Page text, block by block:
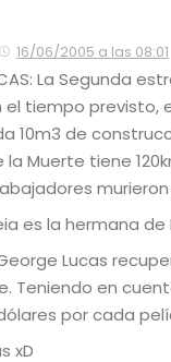
16/06/2005 a las 08:01
La Segunda
tiempo previsto,
10m3 de
la Muerte tiene
es la hermana
Lucas
Teniendo en
por cada
xD